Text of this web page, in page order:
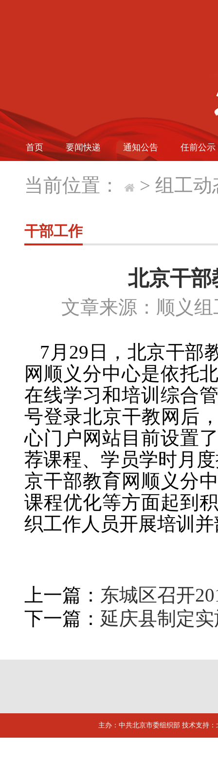
首页 要闻快递 通知公告 任前公示
当前位置： > 组工动
干部工作
北京干部
文章来源：顺
7 月 29 日
，北京干部
网顺义分中心是依托
在线学习和培训综合
号登录北京干教网后
心门户网站目前设置
荐课程、学员学时月
京干部教育网顺义分
课程优化等方面起到
织工作人员开展培训
上一篇： 东城区召开
下一篇： 延庆县制定
主办：中共北京市委组织部 技术支持